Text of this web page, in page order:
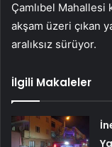
Çamlıbel Mahallesi
akşam üzeri çıkan
aralıksız sürüyor.
İlgili Makaleler